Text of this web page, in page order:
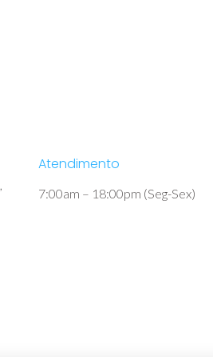
Atendimento
7:00am – 18:00pm (Seg-Sex)